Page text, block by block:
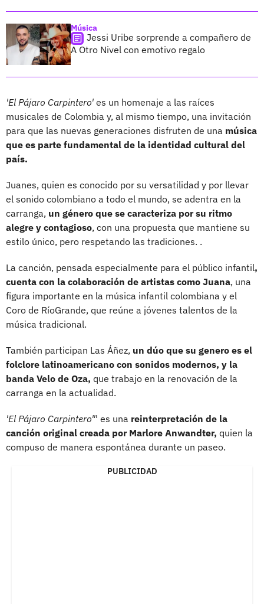
Música
Jessi Uribe sorprende a compañero de
A Otro Nivel con emotivo regalo
'El Pájaro Carpintero' es un homenaje a las raíces
musicales de Colombia y, al mismo tiempo, una invitación
para que las nuevas generaciones disfruten de una música
que es parte fundamental de la identidad cultural del
país.
Juanes, quien es conocido por su versatilidad y por llevar
el sonido colombiano a todo el mundo, se adentra en la
carranga, un género que se caracteriza por su ritmo
alegre y contagioso, con una propuesta que mantiene su
estilo único, pero respetando las tradiciones. .
La canción, pensada especialmente para el público infantil,
cuenta con la colaboración de artistas como Juana, una
figura importante en la música infantil colombiana y el
Coro de RíoGrande, que reúne a jóvenes talentos de la
música tradicional.
También participan Las Áñez, un dúo que su genero es el
folclore latinoamericano con sonidos modernos, y la
banda Velo de Oza, que trabajo en la renovación de la
carranga en la actualidad.
'El Pájaro Carpintero"' es una reinterpretación de la
canción original creada por Marlore Anwandter, quien la
compuso de manera espontánea durante un paseo.
PUBLICIDAD